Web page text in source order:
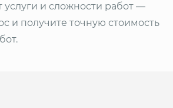
услуги и сложности работ —
и получите точную стоимость